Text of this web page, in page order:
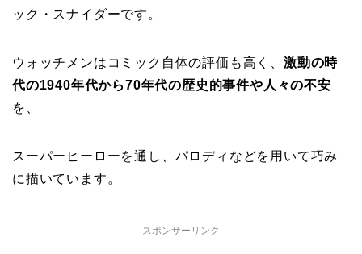
ック・スナイダーです。
ウォッチメンはコミック自体の評価も高く、 激動の時
代の1940年代から70年代の歴史的事件や人々の不安
を、
スーパーヒーローを通し、パロディなどを用いて巧み
に描いています。
スポンサーリンク